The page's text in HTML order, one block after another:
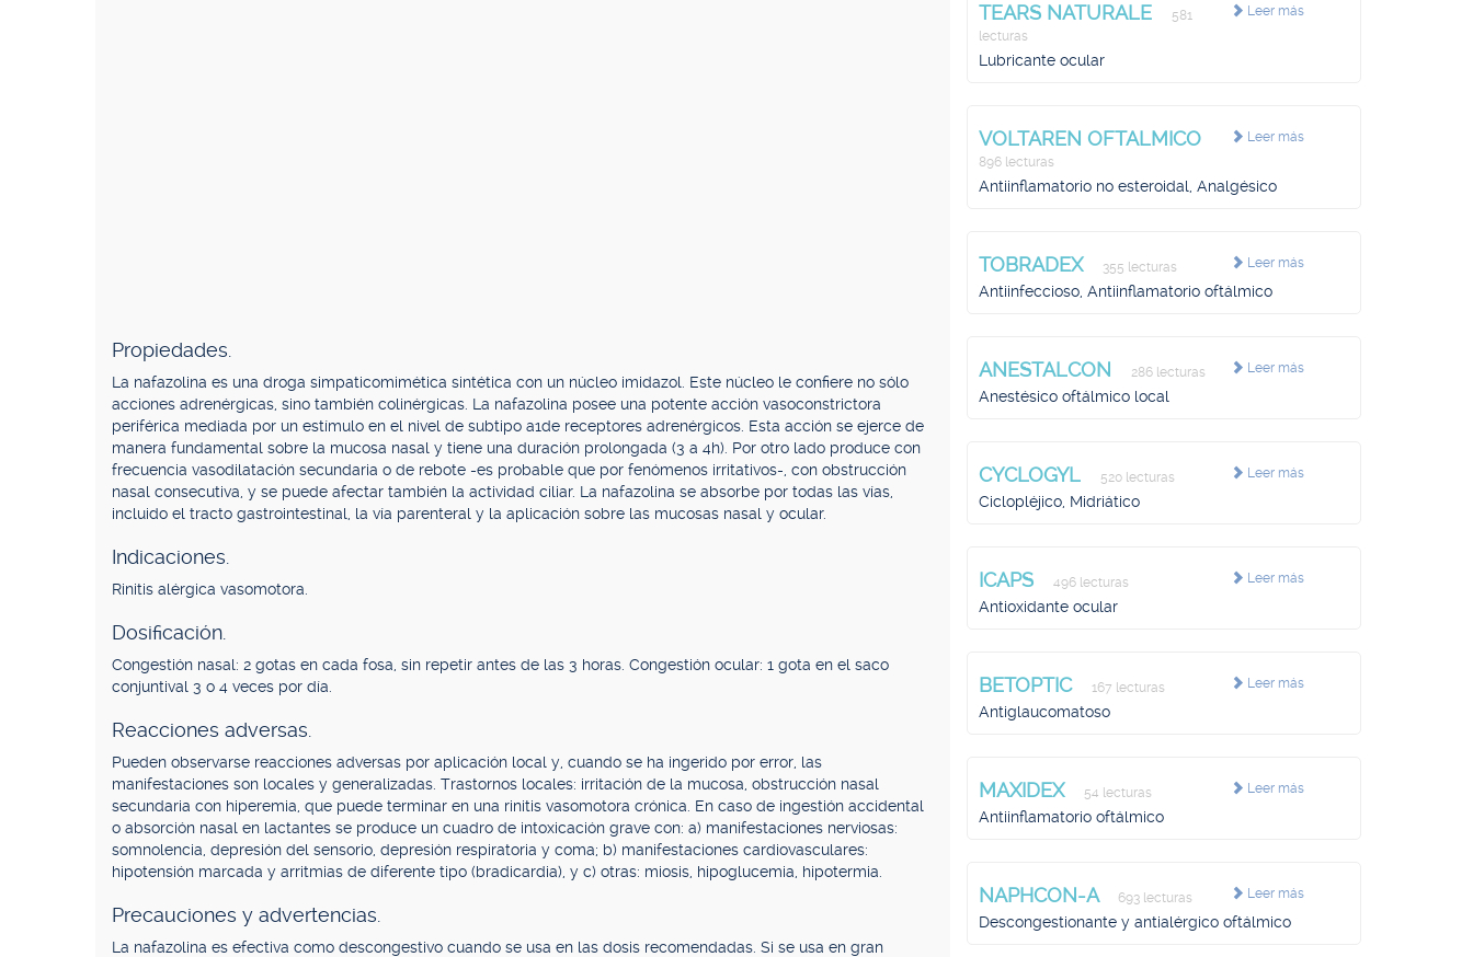
Propiedades.
La nafazolina es una droga simpaticomimética sintética con un núcleo imidazol. Este núcleo le confiere no sólo
acciones adrenérgicas, sino también colinérgicas. La nafazolina posee una potente acción vasoconstrictora
periférica mediada por un estímulo en el nivel de subtipo a1de receptores adrenérgicos. Esta acción se ejerce de
manera fundamental sobre la mucosa nasal y tiene una duración prolongada (3 a 4h). Por otro lado produce con
frecuencia vasodilatación secundaria o de rebote -es probable que por fenómenos irritativos-, con obstrucción
nasal consecutiva, y se puede afectar también la actividad ciliar. La nafazolina se absorbe por todas las vías,
incluido el tracto gastrointestinal, la vía parenteral y la aplicación sobre las mucosas nasal y ocular.
Indicaciones.
Rinitis alérgica vasomotora.
Dosificación.
Congestión nasal: 2 gotas en cada fosa, sin repetir antes de las 3 horas. Congestión ocular: 1 gota en el saco
conjuntival 3 o 4 veces por día.
Reacciones adversas.
Pueden observarse reacciones adversas por aplicación local y, cuando se ha ingerido por error, las
manifestaciones son locales y generalizadas. Trastornos locales: irritación de la mucosa, obstrucción nasal
secundaria con hiperemia, que puede terminar en una rinitis vasomotora crónica. En caso de ingestión accidental
o absorción nasal en lactantes se produce un cuadro de intoxicación grave con: a) manifestaciones nerviosas:
somnolencia, depresión del sensorio, depresión respiratoria y coma; b) manifestaciones cardiovasculares:
hipotensión marcada y arritmias de diferente tipo (bradicardia), y c) otras: miosis, hipoglucemia, hipotermia.
Precauciones y advertencias.
La nafazolina es efectiva como descongestivo cuando se usa en las dosis recomendadas. Si se usa en gran
Leer más
TEARS NATURALE
581
lecturas
Lubricante ocular
Leer más
VOLTAREN OFTALMICO
896 lecturas
Antiinflamatorio no esteroidal, Analgésico
Leer más
TOBRADEX 355 lecturas
Antiinfeccioso, Antiinflamatorio oftálmico
Leer más
ANESTALCON 286 lecturas
Anestésico oftálmico local
Leer más
CYCLOGYL 520 lecturas
Ciclopléjico, Midriático
Leer más
ICAPS 496 lecturas
Antioxidante ocular
Leer más
BETOPTIC 167 lecturas
Antiglaucomatoso
Leer más
MAXIDEX 54 lecturas
Antiinflamatorio oftálmico
Leer más
NAPHCON-A 693 lecturas
Descongestionante y antialérgico oftálmico